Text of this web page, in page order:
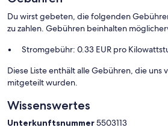
Du wirst gebeten, die folgenden
zu zahlen. Gebühren beinhalten
Stromgebühr: 0.33 EUR pro
Diese Liste enthält alle Gebühren, die uns
mitgeteilt wurden.
Wissenswertes
Unterkunftsnummer5503113